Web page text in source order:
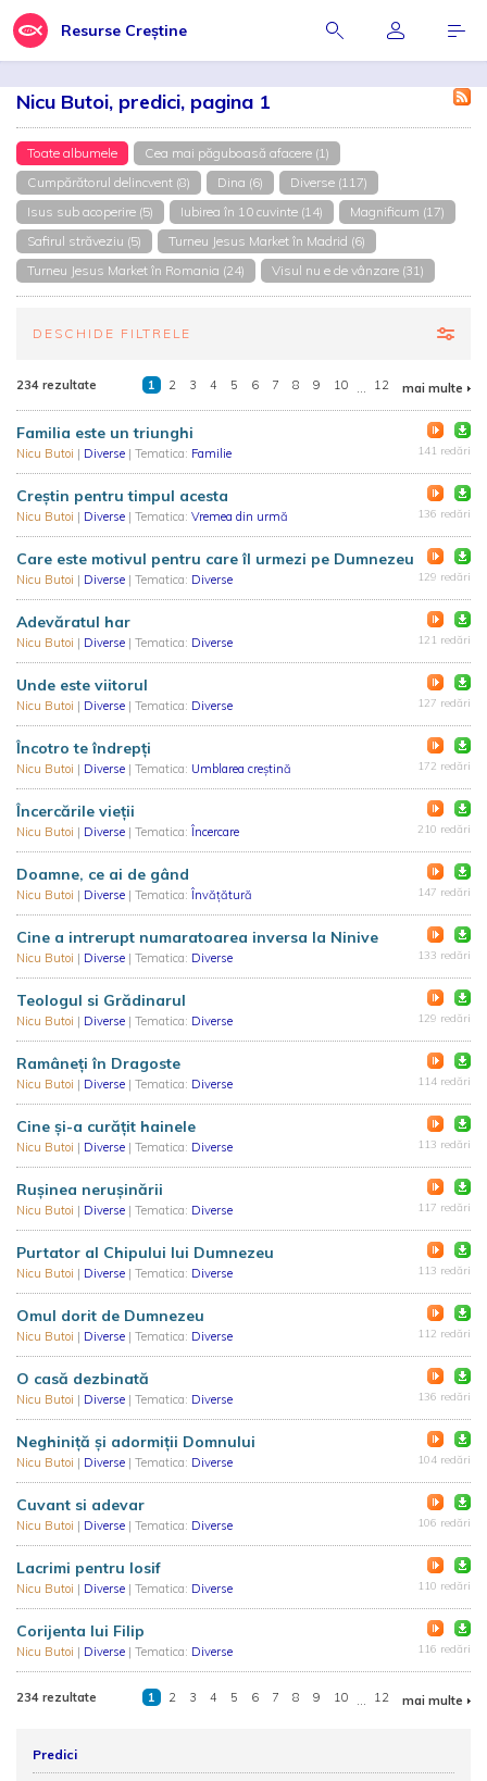
Resurse Creștine
Nicu Butoi, predici, pagina 1
Toate albumele
Cea mai păguboasă afacere (1)
Cumpărătorul delincvent (8)
Dina (6)
Diverse (117)
Isus sub acoperire (5)
Iubirea în 10 cuvinte (14)
Magnificum (17)
Safirul străveziu (5)
Turneu Jesus Market în Madrid (6)
Turneu Jesus Market în Romania (24)
Visul nu e de vânzare (31)
DESCHIDE FILTRELE
234 rezultate 1 2 3 4 5 6 7 8 9 10 ... 12 mai multe
Familia este un triunghi
Nicu Butoi | Diverse | Tematica: Familie 141 redări
Creștin pentru timpul acesta
Nicu Butoi | Diverse | Tematica: Vremea din urmă 136 redări
Care este motivul pentru care îl urmezi pe Dumnezeu
Nicu Butoi | Diverse | Tematica: Diverse 129 redări
Adevăratul har
Nicu Butoi | Diverse | Tematica: Diverse 121 redări
Unde este viitorul
Nicu Butoi | Diverse | Tematica: Diverse 127 redări
Încotro te îndrepți
Nicu Butoi | Diverse | Tematica: Umblarea creştină 172 redări
Încercările vieții
Nicu Butoi | Diverse | Tematica: Încercare 210 redări
Doamne, ce ai de gând
Nicu Butoi | Diverse | Tematica: Învățătură 147 redări
Cine a intrerupt numaratoarea inversa la Ninive
Nicu Butoi | Diverse | Tematica: Diverse 133 redări
Teologul si Grădinarul
Nicu Butoi | Diverse | Tematica: Diverse 129 redări
Ramâneți în Dragoste
Nicu Butoi | Diverse | Tematica: Diverse 114 redări
Cine și-a curățit hainele
Nicu Butoi | Diverse | Tematica: Diverse 113 redări
Rușinea nerușinării
Nicu Butoi | Diverse | Tematica: Diverse 117 redări
Purtator al Chipului lui Dumnezeu
Nicu Butoi | Diverse | Tematica: Diverse 113 redări
Omul dorit de Dumnezeu
Nicu Butoi | Diverse | Tematica: Diverse 112 redări
O casă dezbinată
Nicu Butoi | Diverse | Tematica: Diverse 136 redări
Neghiniță și adormiții Domnului
Nicu Butoi | Diverse | Tematica: Diverse 104 redări
Cuvant si adevar
Nicu Butoi | Diverse | Tematica: Diverse 106 redări
Lacrimi pentru Iosif
Nicu Butoi | Diverse | Tematica: Diverse 110 redări
Corijenta lui Filip
Nicu Butoi | Diverse | Tematica: Diverse 116 redări
234 rezultate 1 2 3 4 5 6 7 8 9 10 ... 12 mai multe
Predici